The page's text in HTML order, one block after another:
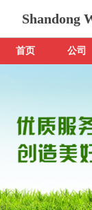
Shandong
首页 公司